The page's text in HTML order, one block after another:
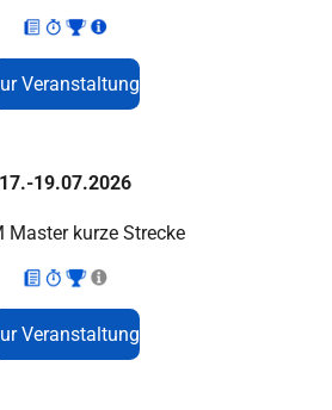
Veranstaltung
17.-19.07.2026
Master kurze Strecke
Veranstaltung